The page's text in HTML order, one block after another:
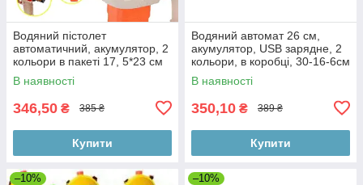
Водяний пістолет
автоматичний, акумулятор, 2
кольори в пакеті 17, 5*23 см
В наявності
346,50 ₴ 385 ₴
Купити
Водяний автомат 26 см,
акумулятор, USB зарядне, 2
кольори, в коробці, 30-16-6см
В наявності
350,10 ₴ 389 ₴
Купити
–10% –10%